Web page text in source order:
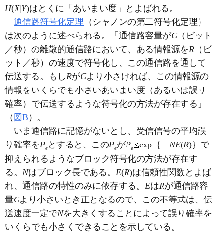
H(X|Y)はとくに「あいまい度」とよばれる。
通信路符号化定理 （シャノンの第二符号化定理）
は次のように述べられる。「通信路容量がC （ビット
／秒）の離散的通信路において、ある情報源をR （ビ
ット／秒）の速度で符号化し、この通信路を通して
伝送する。もし RがCより小さければ、この情報源の
情報をいくらでも小さいあいまい度（あるいは誤り
確率）で伝送するような符号化の方法が存在する」
（ 図B ）。
いま通信路に記憶がないとし、受信信号の平均誤
り確率をPe とすると、このPeがPe exp｛－ NE(R)｝で
抑えられるようなブロック符号化の方法が存在す
る。 Nはブロック長である。 E(R)は信頼性関数とよば
れ、通信路の特性のみに依存する。 EはRが通信路容
量Cより小さいとき正となるので、この不等式は、伝
送速度一定でNを大きくすることによって誤り確率を
いくらでも小さくできることを示している。